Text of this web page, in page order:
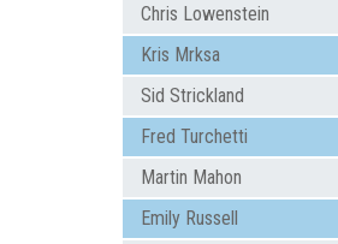
Chris Lowenstein
Kris Mrksa
Sid Strickland
Fred Turchetti
Martin Mahon
Emily Russell